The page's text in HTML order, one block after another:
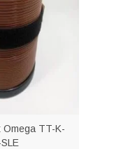
Omega TT-K-